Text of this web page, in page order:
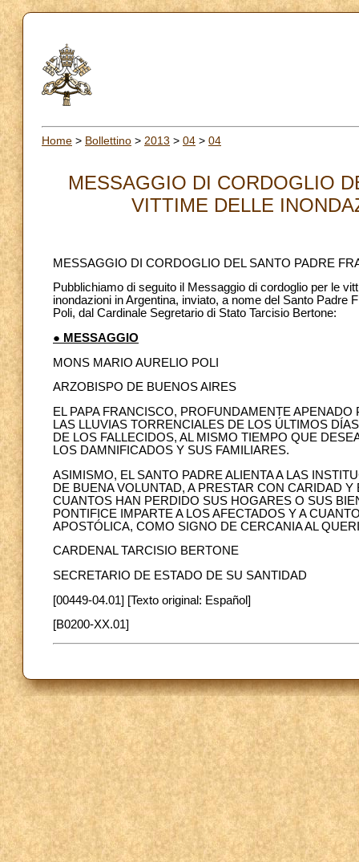
Home > Bollettino > 2013 > 04 > 04
MESSAGGIO DI CORDOGLIO
VITTIME DELLE
MESSAGGIO DI CORDOGLIO DEL SANTO PADRE
Pubblichiamo di seguito il Messaggio di cordoglio per le
inondazioni in Argentina, inviato, a nome del Santo Padre
Poli, dal Cardinale Segretario di Stato Tarcisio Bertone:
● MESSAGGIO
MONS MARIO AURELIO POLI
ARZOBISPO DE BUENOS AIRES
EL PAPA FRANCISCO, PROFUNDAMENTE
LAS LLUVIAS TORRENCIALES DE LOS ÚLTIMOS
DE LOS FALLECIDOS, AL MISMO TIEMPO QUE
LOS DAMNIFICADOS Y SUS FAMILIARES.
ASIMISMO, EL SANTO PADRE ALIENTA A LAS
DE BUENA VOLUNTAD, A PRESTAR CON CARIDAD
CUANTOS HAN PERDIDO SUS HOGARES O SUS
PONTIFICE IMPARTE A LOS AFECTADOS Y A
APOSTÓLICA, COMO SIGNO DE CERCANIA AL
CARDENAL TARCISIO BERTONE
SECRETARIO DE ESTADO DE SU SANTIDAD
[00449-04.01] [Texto original: Español]
[B0200-XX.01]